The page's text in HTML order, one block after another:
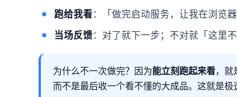
跑给我看：「做完启动服务，让我在浏览器
当场反馈：对了就下一步；不对就「这里
为什么不一次做完？因为能立刻跑起来看，就
而不是最后收一个看不懂的大成品。这就是极